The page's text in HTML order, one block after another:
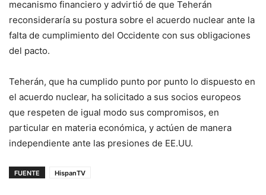
mecanismo financiero y advirtió de que Teherán
reconsideraría su postura sobre el acuerdo nuclear ante la
falta de cumplimiento del Occidente con sus obligaciones
del pacto.
Teherán, que ha cumplido punto por punto lo dispuesto en
el acuerdo nuclear, ha solicitado a sus socios europeos
que respeten de igual modo sus compromisos, en
particular en materia económica, y actúen de manera
independiente ante las presiones de EE.UU.
FUENTE HispanTV